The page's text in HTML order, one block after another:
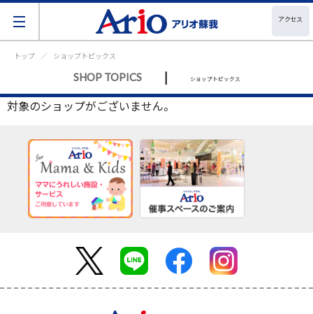
アクセス
トップ ショップトピックス
SHOP TOPICS | ショップトピックス
対象のショップがございません。